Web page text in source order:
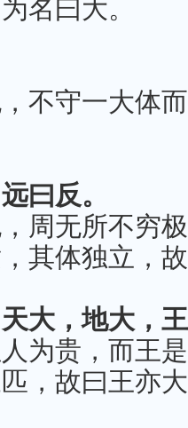
名曰大。
不守一大体
曰反。
周无所不穷
其体独立，
大，地大，
为贵，而王
，故曰王亦